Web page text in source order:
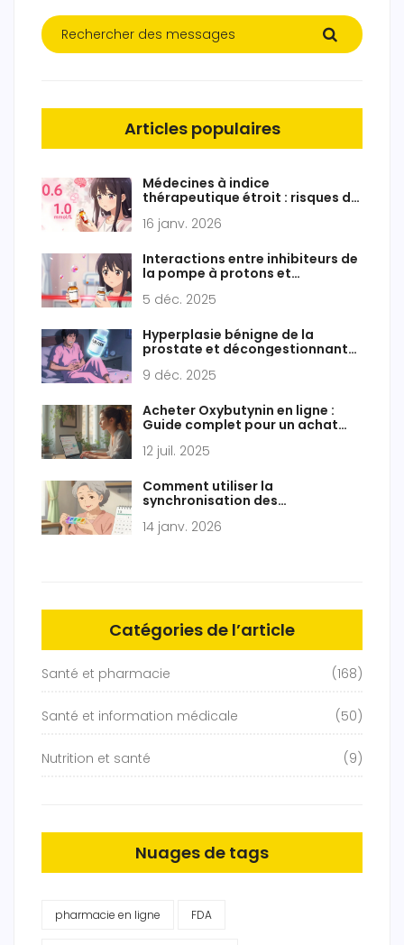
Articles populaires
Médecines à indice
thérapeutique étroit : risques du
de différents fabricants
16 janv. 2026
Interactions entre inhibiteurs de
la pompe à protons et
l'absorption
5 déc. 2025
Hyperplasie bénigne de la
prostate et décongestionnants :
9 déc. 2025
Acheter Oxybutynin en ligne :
Guide complet pour un achat
12 juil. 2025
Comment utiliser la
synchronisation des
l'observance thérapeutique
14 janv. 2026
Catégories de l’article
Santé et pharmacie (168)
Santé et information médicale (50)
Nutrition et santé (9)
Nuages de tags
pharmacie en ligne FDA